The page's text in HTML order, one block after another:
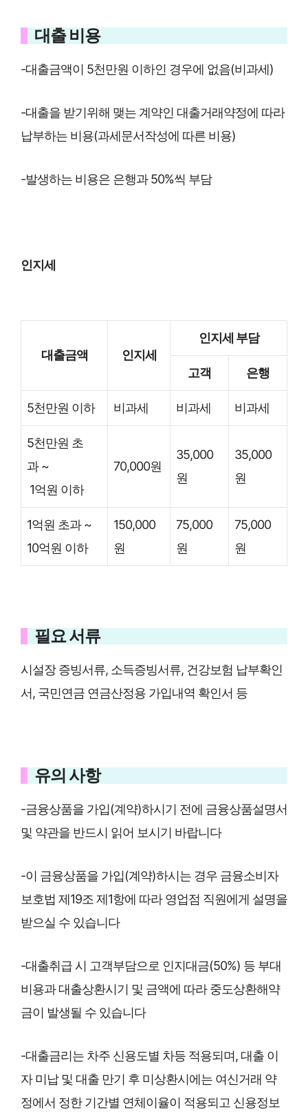
대출 비용
-대출금액이 5천만원 이하인 경우에 없음(비과세)
-대출을 받기위해 맺는 계약인 대출거래약정에 따라
납부하는 비용(과세문서작성에 따른 비용)
-발생하는 비용은 은행과 50%씩 부담
인지세
대출금액 인지세
인지세 부담
고객 은행
5천만원 이하 비과세 비과세 비과세
5천만원 초
과 ~
1억원 이하
70,000원
35,000
원
35,000
원
1억원 초과 ~
10억원 이하
150,000
원
75,000
원
75,000
원
필요 서류
시설장 증빙서류, 소득증빙서류, 건강보험 납부확인
서, 국민연금 연금산정용 가입내역 확인서 등
유의 사항
-금융상품을 가입(계약)하시기 전에 금융상품설명서
및 약관을 반드시 읽어 보시기 바랍니다
-이 금융상품을 가입(계약)하시는 경우 금융소비자
보호법 제19조 제1항에 따라 영업점 직원에게 설명을
받으실 수 있습니다
-대출취급 시 고객부담으로 인지대금(50%) 등 부대
비용과 대출상환시기 및 금액에 따라 중도상환해약
금이 발생될 수 있습니다
-대출금리는 차주 신용도별 차등 적용되며, 대출 이
자 미납 및 대출 만기 후 미상환시에는 여신거래 약
정에서 정한 기간별 연체이율이 적용되고 신용정보